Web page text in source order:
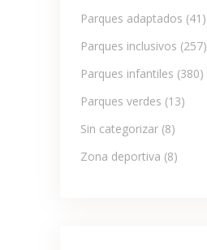
Parques adaptados (41)
Parques inclusivos (257)
Parques infantiles (380)
Parques verdes (13)
Sin categorizar (8)
Zona deportiva (8)